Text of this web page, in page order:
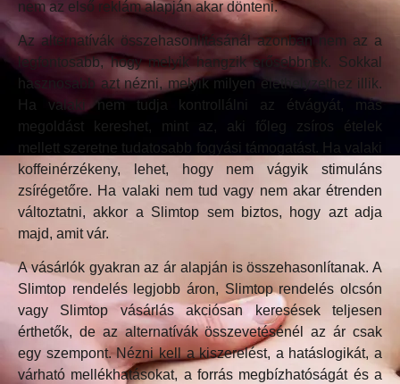
nem az első reklám alapján akar dönteni.
Az alternatívák összehasonlításánál azonban nem az a
legfontosabb, hogy melyik hangzik erősebbnek. Sokkal
hasznosabb azt nézni, melyik milyen élethelyzethez illik.
Ha valaki nem tudja kontrollálni az étvágyát, más
megoldást kereshet, mint az, aki főleg zsíros ételek
mellett szeretne tudatosabb fogyási támogatást. Ha valaki
koffeinérzékeny, lehet, hogy nem vágyik stimuláns
zsírégetőre. Ha valaki nem tud vagy nem akar étrenden
változtatni, akkor a Slimtop sem biztos, hogy azt adja
majd, amit vár.
A vásárlók gyakran az ár alapján is összehasonlítanak. A
Slimtop rendelés legjobb áron, Slimtop rendelés olcsón
vagy Slimtop vásárlás akciósan keresések teljesen
érthetők, de az alternatívák összevetésénél az ár csak
egy szempont. Nézni kell a kiszerelést, a hatáslogikát, a
várható mellékhatásokat, a forrás megbízhatóságát és a